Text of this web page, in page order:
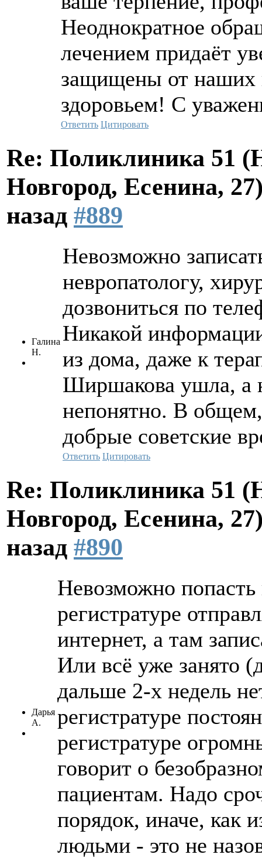
Неоднократное
лечением придаёт
защищены от наших
здоровьем! С
Ответить Цитировать
Re: Поликлиника 51
Новгород, Есенина,
назад #889
Галина
Н.
Невозможно
невропатологу,
дозвониться по
Никакой
из дома, даже к
Ширшакова ушла, а
непонятно. В общем,
добрые советские
Ответить Цитировать
Re: Поликлиника 51
Новгород, Есенина,
назад #890
Дарья
А.
Невозможно попасть
регистратуре
интернет, а там
Или всё уже занято
дальше 2-х недель
регистратуре
регистратуре
говорит о
пациентам. Надо
порядок, иначе, как
людьми - это не